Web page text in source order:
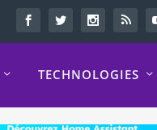
TECHNOLOGIES